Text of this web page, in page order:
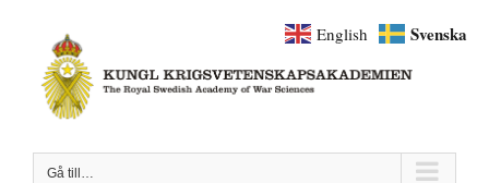
innehållet
Gå till…
English Svenska